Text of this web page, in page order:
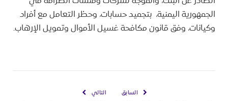
الجمهورية اليمنية، بتجميد حسابات، وحظر التعامل مع أفراد
وكيانات، وفق قانون مكافحة غسيل الأموال وتمويل الإرهاب.
السابق التالي